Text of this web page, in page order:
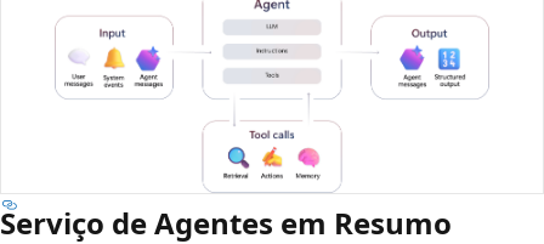
Serviço de Agentes em Resumo